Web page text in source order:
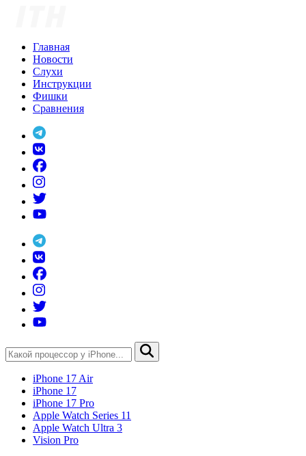
Главная
Новости
Слухи
Инструкции
Фишки
Сравнения
iPhone 17 Air
iPhone 17
iPhone 17 Pro
Apple Watch Series 11
Apple Watch Ultra 3
Vision Pro